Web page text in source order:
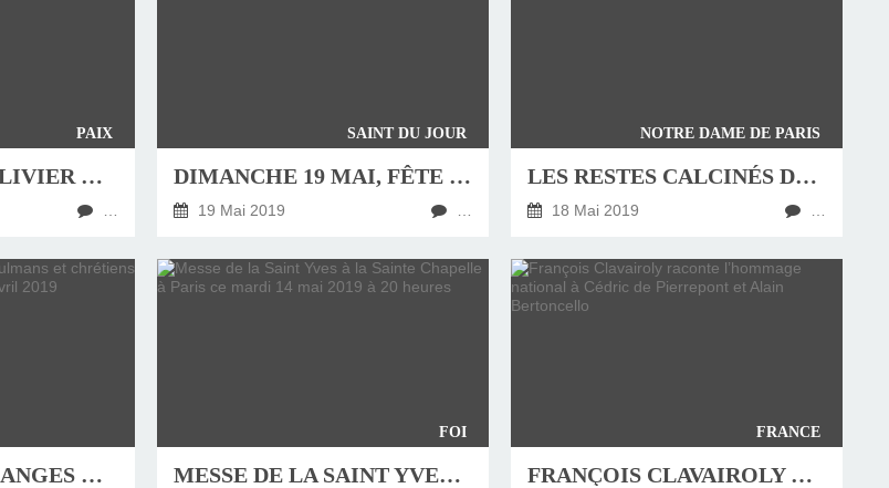
PAIX
LE SOUTIEN D'OLIVIER GIROUD AU PÈLERINAGE MILITAIRE INTERNATIONAL
SAINT DU JOUR
DIMANCHE 19 MAI, FÊTE DE SAINT YVES
19 Mai 2019
NOTRE DAME DE PARIS
LES RESTES CALCINÉS DE LA CHARPENTE DE NOTRE DAME DE PARIS
18 Mai 2019
JOURNÉE D’ÉCHANGES MUSULMANS ET CHRÉTIENS DU DIOCÈSE DE MARSEILLE 7 AVRIL 2019
FOI
MESSE DE LA SAINT YVES À LA SAINTE CHAPELLE À PARIS CE MARDI 14 MAI 2019 À 20 HEURES
FRANCE
FRANÇOIS CLAVAIROLY RACONTE L’HOMMAGE NATIONAL À CÉDRIC DE PIERREPONT ET ALAIN BERTONCELLO